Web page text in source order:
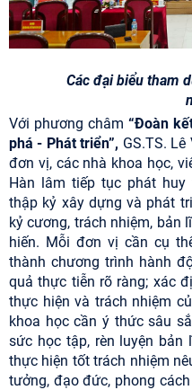
Các đại biểu tham
Với phương châm“Đoàn
phá - Phát triển”, GS.TS.
đơn vị, các nhà khoa học,
Hàn lâm tiếp tục phát huy
thập kỷ xây dựng và phát
kỷ cương, trách nhiệm, bản
hiến. Mỗi đơn vị cần cụ
thành chương trình hành
quả thực tiễn rõ ràng; xác
thực hiện và trách nhiệm
khoa học cần ý thức sâu
sức học tập, rèn luyện
thực hiện tốt trách nhiệm
tưởng, đạo đức, phong